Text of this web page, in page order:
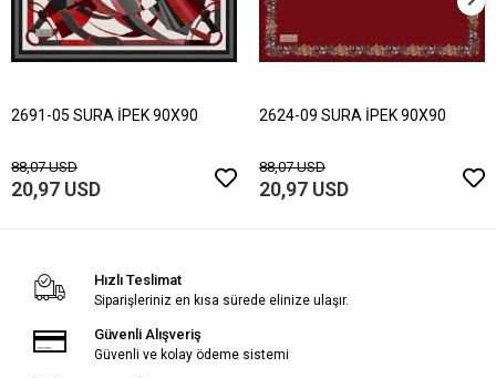
2691-05 SURA İPEK 90X90
88,07 USD
20,97 USD
2624-09 SURA İPEK 90X90
88,07 USD
20,97 USD
Hızlı Teslimat
Siparişleriniz en kısa sürede elinize ulaşır.
Güvenli Alışveriş
Güvenli ve kolay ödeme sistemi